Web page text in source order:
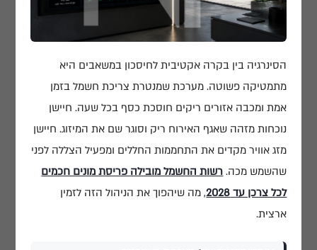
הסינרגיה בין בקרה אקטיבית לחיסכון במשאבים היא
מתמטיקה פשוטה. מערכת שמנטרת צריכת חשמל בזמן
אמת ומכבה אזורים ריקים חוסכת כסף בכל שעה. חיישן
נוכחות מזהה שאגף האירוח ריק וסוגר שם את המיזוג. חיישן
מזג אוויר מקדים את התחממות החללים ומפעיל הצללה לפני
שהשמש מכה. רשות החשמל מובילה פריסת מונים חכמים
לכל צרכן עד 2028
, מה שיהפוך את הניהול הזה לזמין
ארצית.